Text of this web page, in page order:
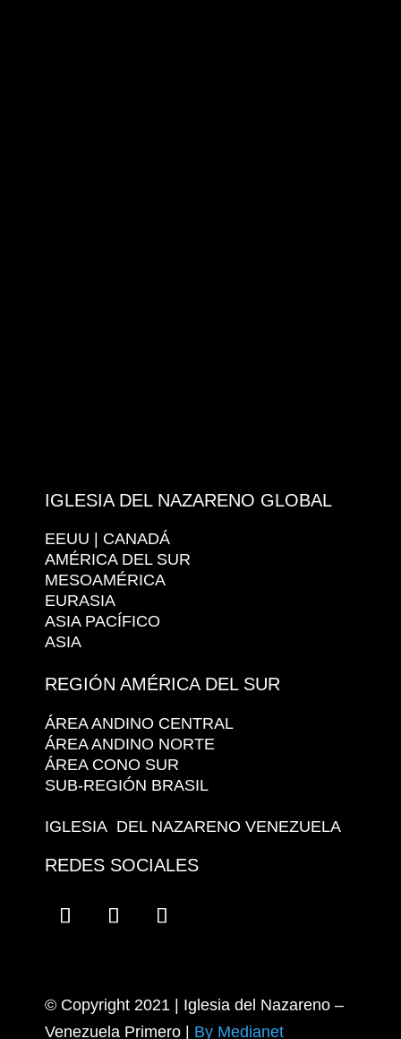
IGLESIA DEL NAZARENO GLOBAL
EEUU | CANADÁ
AMÉRICA DEL SUR
MESOAMÉRICA
EURASIA
ASIA PACÍFICO
ASIA
REGIÓN AMÉRICA DEL SUR
ÁREA ANDINO CENTRAL
ÁREA ANDINO NORTE
ÁREA CONO SUR
SUB-REGIÓN BRASIL
IGLESIA DEL NAZARENO VENEZUELA
REDES SOCIALES
© Copyright 2021 | Iglesia del Nazareno –
Venezuela Primero | By Medianet